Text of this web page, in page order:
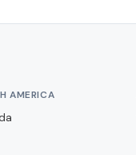
AMERICA